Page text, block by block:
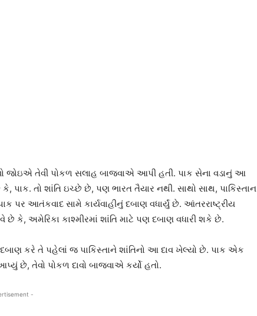
જોઇએ તેવી પોકળ સલાહ બાજવાએ આપી હતી. પાક સેના વડાનું આ
તો શાંતિ ઇચ્છે છે, પણ ભારત તૈયાર નથી. સાથો સાથ, પાકિસ્તાન
પર આતંકવાદ સામે કાર્યવાહીનું દબાણ વધાર્યું છે. આંતરરાષ્ટ્રીય
અમેરિકા કાશ્મીરમાં શાંતિ માટે પણ દબાણ વધારી શકે છે.
કરે તે પહેલાં જ પાકિસ્તાને શાંતિનો આ દાવ ખેલ્યો છે. પાક એક
છે, તેવો પોકળ દાવો બાજવાએ કર્યો હતો.
-